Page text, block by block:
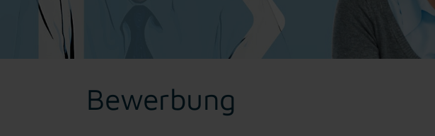
Bewerbung